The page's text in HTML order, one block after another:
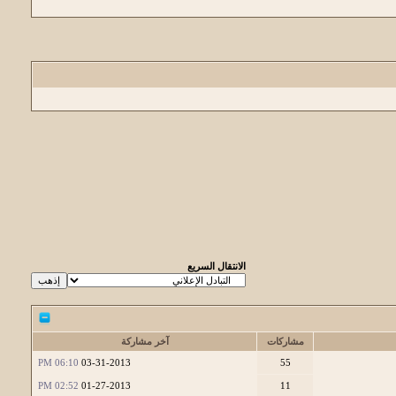
الانتقال السريع
مشاركات
آخر مشاركة
55
03-31-2013
06:10 PM
11
01-27-2013
02:52 PM